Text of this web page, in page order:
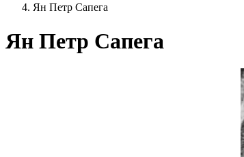
Ян Петр Сапега
Ян Петр Сапега